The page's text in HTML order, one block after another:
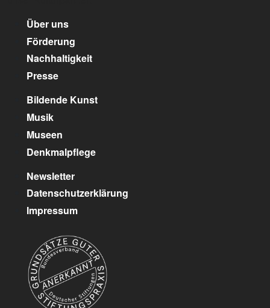
Über uns
Förderung
Nachhaltigkeit
Presse
Bildende Kunst
Musik
Museen
Denkmalpflege
Newsletter
Datenschutzerklärung
Impressum